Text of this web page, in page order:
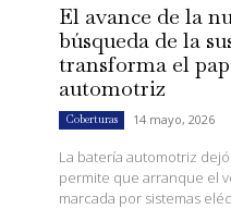
El avance de la
búsqueda de la
transforma el
automotriz
Coberturas 14 mayo, 2026
La batería automotriz
permite que arranque el
marcada por sistemas